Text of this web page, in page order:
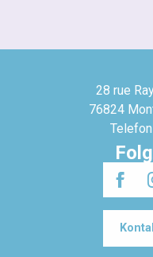
28 rue
76824